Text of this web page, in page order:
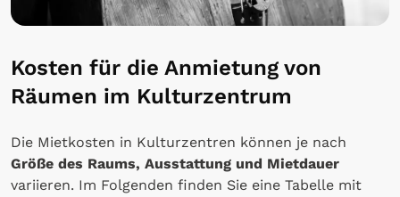
Kosten für die Anmietung von
Räumen im Kulturzentrum
Die Mietkosten in Kulturzentren können je nach
Größe des Raums, Ausstattung und Mietdauer
variieren. Im Folgenden finden Sie eine Tabelle mit